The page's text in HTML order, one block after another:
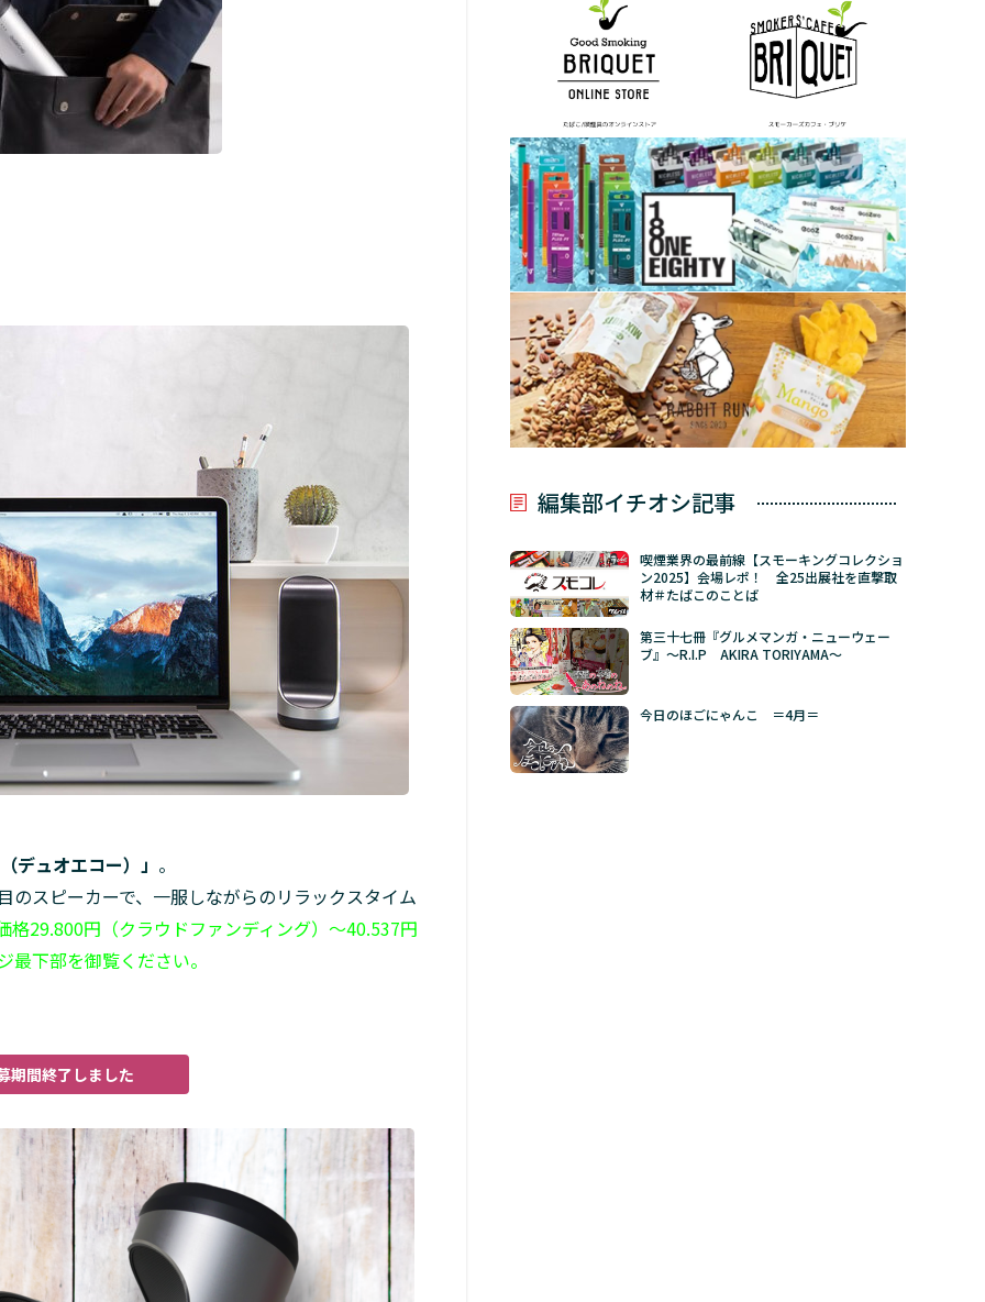
デュオエコー）」 。
のスピーカーで、一服しながらのリラックスタイム
29.800円（クラウドファンディング）〜40.537円
下部を御覧ください。
期間終了しました
編集部イチオシ記事
喫煙業界の最前線【スモーキングコレクショ
ン2025】会場レポ！ 全25出展社を直撃取
材＃たばこのことば
第三十七冊『グルメマンガ・ニューウェー
ブ』～R.I.P AKIRA TORIYAMA～
今日のほごにゃんこ ＝4月＝